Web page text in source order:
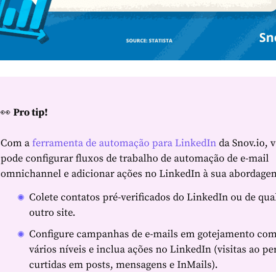
👀 Pro tip!
Com a ferramenta de automação para LinkedIn da Snov.io,
pode configurar fluxos de trabalho de automação de e-mail
omnichannel e adicionar ações no LinkedIn à sua
Colete contatos pré-verificados do LinkedIn ou de
outro site.
Configure campanhas de e-mails em gotejamento
vários níveis e inclua ações no LinkedIn (visitas ao
curtidas em posts, mensagens e InMails).